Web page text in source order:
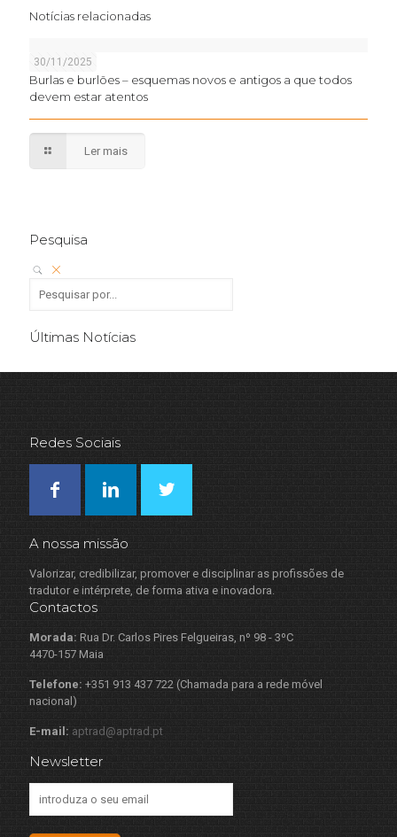
Notícias relacionadas
30/11/2025
Burlas e burlões – esquemas novos e antigos a que todos
devem estar atentos
Ler mais
Pesquisa
Últimas Notícias
Redes Sociais
A nossa missão
Valorizar, credibilizar, promover e disciplinar as profissões de
tradutor e intérprete, de forma ativa e inovadora.
Contactos
Morada: Rua Dr. Carlos Pires Felgueiras, nº 98 - 3ºC
4470-157 Maia
Telefone: +351 913 437 722 (Chamada para a rede móvel
nacional)
E-mail: aptrad@aptrad.pt
Newsletter